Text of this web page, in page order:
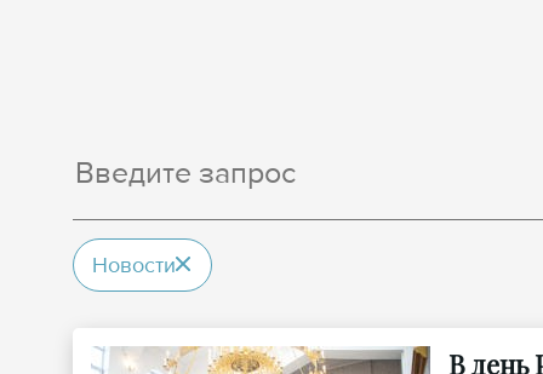
Новости
В день